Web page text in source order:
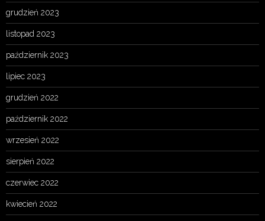
grudzień 2023
listopad 2023
październik 2023
lipiec 2023
grudzień 2022
październik 2022
wrzesień 2022
sierpień 2022
czerwiec 2022
kwiecień 2022